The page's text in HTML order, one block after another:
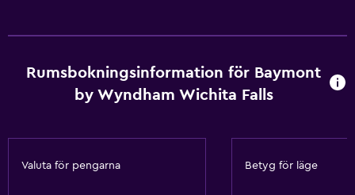
Rumsbokningsinformation för Baymont
by Wyndham Wichita Falls
Valuta för pengarna Betyg för läge